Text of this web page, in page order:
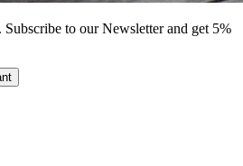
to our Newsletter and get 5%